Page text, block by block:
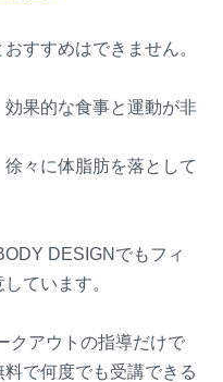
すすめはできません。
果的な食事と運動が非
々に体脂肪を落として
DESIGNでもフィ
ています。
クアウトの指導だけで
で何度でも受講できる